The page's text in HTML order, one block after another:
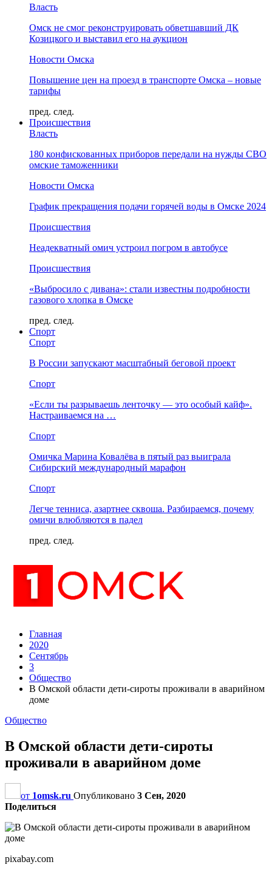
Власть
Омск не смог реконструировать обветшавший ДК
Козицкого и выставил его на аукцион
Новости Омска
Повышение цен на проезд в транспорте Омска – новые
тарифы
пред. след.
Происшествия
Власть
180 конфискованных приборов передали на нужды СВО
омские таможенники
Новости Омска
График прекращения подачи горячей воды в Омске 2024
Происшествия
Неадекватный омич устроил погром в автобусе
Происшествия
«Выбросило с дивана»: стали известны подробности
газового хлопка в Омске
пред. след.
Спорт
Спорт
В России запускают масштабный беговой проект
Спорт
«Если ты разрываешь ленточку — это особый кайф».
Настраиваемся на …
Спорт
Омичка Марина Ковалёва в пятый раз выиграла
Сибирский международный марафон
Спорт
Легче тенниса, азартнее сквоша. Разбираемся, почему
омичи влюбляются в падел
пред. след.
Главная
2020
Сентябрь
3
Общество
В Омской области дети-сироты проживали в аварийном
доме
Общество
В Омской области дети-сироты
проживали в аварийном доме
от 1omsk.ru Опубликовано 3 Сен, 2020
Поделиться
pixabay.com